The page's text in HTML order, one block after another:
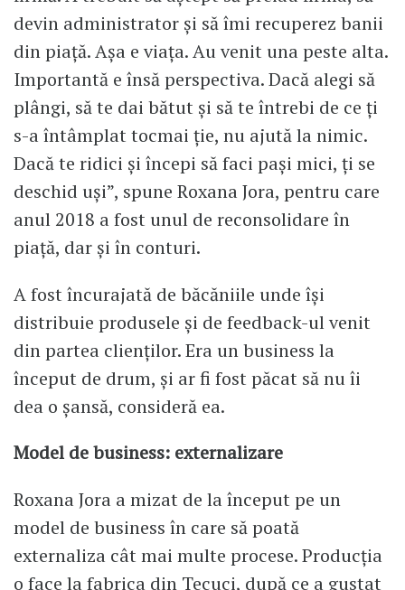
devin administrator și să îmi recuperez banii
din piață. Așa e viața. Au venit una peste alta.
Importantă e însă perspectiva. Dacă alegi să
plângi, să te dai bătut și să te întrebi de ce ți
s-a întâmplat tocmai ție, nu ajută la nimic.
Dacă te ridici și începi să faci pași mici, ți se
deschid uși”, spune Roxana Jora, pentru care
anul 2018 a fost unul de reconsolidare în
piață, dar și în conturi.
A fost încurajată de băcăniile unde își
distribuie produsele și de feedback-ul venit
din partea clienților. Era un business la
început de drum, și ar fi fost păcat să nu îi
dea o șansă, consideră ea.
Model de business: externalizare
Roxana Jora a mizat de la început pe un
model de business în care să poată
externaliza cât mai multe procese. Producția
o face la fabrica din Tecuci, după ce a gustat